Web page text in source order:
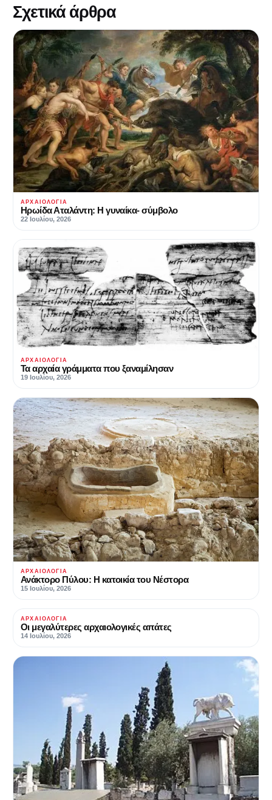
Σχετικά άρθρα
ΑΡΧΑΙΟΛΟΓΊΑ
Ηρωίδα Αταλάντη: Η γυναίκα- σύμβολο
22 Ιουλίου, 2026
ΑΡΧΑΙΟΛΟΓΊΑ
Τα αρχαία γράμματα που ξαναμίλησαν
19 Ιουλίου, 2026
ΑΡΧΑΙΟΛΟΓΊΑ
Ανάκτορο Πύλου: Η κατοικία του Νέστορα
15 Ιουλίου, 2026
ΑΡΧΑΙΟΛΟΓΊΑ
Οι μεγαλύτερες αρχαιολογικές απάτες
14 Ιουλίου, 2026